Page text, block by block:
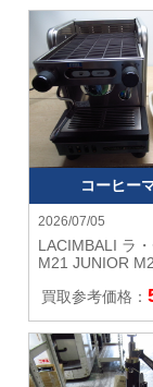
コーヒー
2026/07/05
LACIMBALI ラ
M21 JUNIOR
買取参考価格：